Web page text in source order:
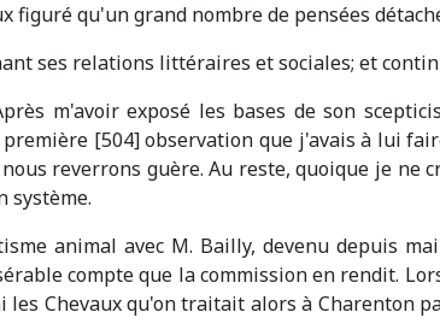
qu'un grand nombre de pensées
ses relations littéraires et sociales; et
m'avoir exposé les bases de son
[504] observation que j'avais à lui
reverrons guère. Au reste, quoique je
système.
animal avec M. Bailly, devenu depuis
compte que la commission en rendit.
Chevaux qu'on traitait alors à Charenton